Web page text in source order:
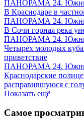
ПАНОРАМА 24.
В Краснодаре в
ПАНОРАМА 24.
В Сочи горная река
ПАНОРАМА 24.
Четырех молодых
приветствие
ПАНОРАМА 24.
Краснодарские
расправившуюся с
Показать ещё
Самое